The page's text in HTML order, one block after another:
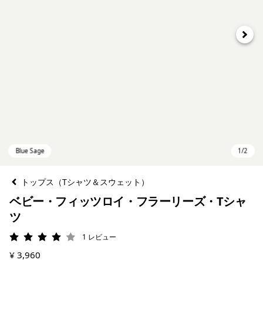
次へ
トップス（Tシャツ＆スウェット）
ベビー・フィッツロイ・フラーリーズ・Tシャ
ツ
評価: 4 / 5 1 レビュー
¥ 3,960